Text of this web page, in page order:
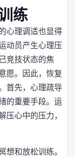
练
心理调适也显得
动员产生心理压
竞技状态的焦
愿。因此，恢复
首先，心理疏导
的重要手段。运
压心中的压力，
想和放松训练。